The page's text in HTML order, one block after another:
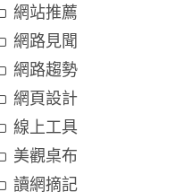
網站推薦
網路見聞
網路趨勢
網頁設計
線上工具
美觀桌布
讀網摘記